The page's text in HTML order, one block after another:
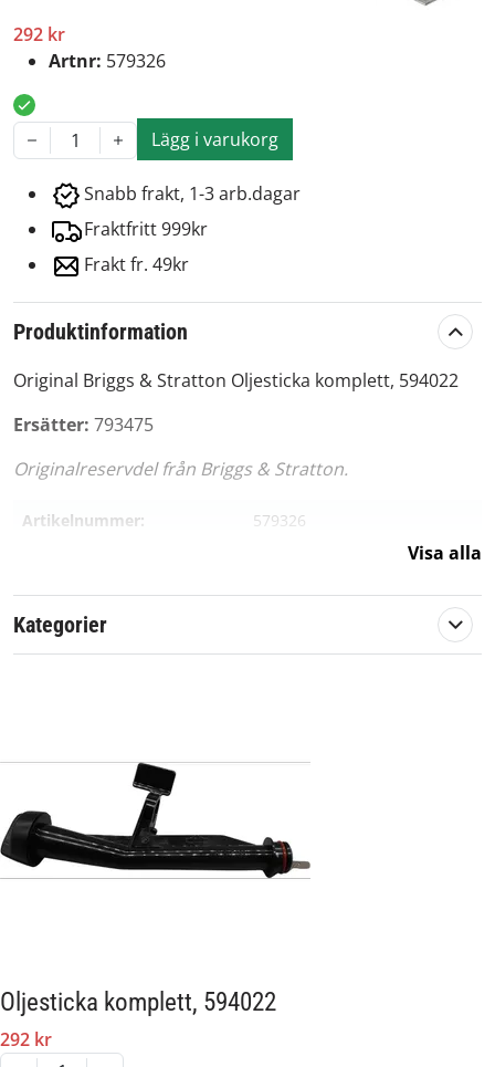
292 kr
Artnr: 579326
1 Lägg i varukorg
Snabb frakt, 1-3 arb.dagar
Fraktfritt 999kr
Frakt fr. 49kr
Produktinformation
Original Briggs & Stratton Oljesticka komplett, 594022
Ersätter: 793475
Originalreservdel från Briggs & Stratton.
Artikelnummer:
579326
Visa alla
Kategorier
Oljesticka komplett, 594022
292 kr